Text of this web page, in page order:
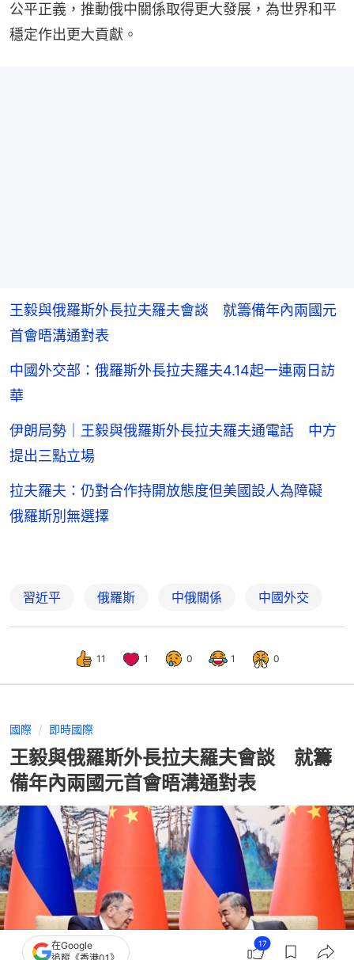
公平正義，推動俄中關係取得更大發展，為世界和平
穩定作出更大貢獻。
王毅與俄羅斯外長拉夫羅夫會談 就籌備年內兩國元
首會晤溝通對表
中國外交部：俄羅斯外長拉夫羅夫4.14起一連兩日訪
華
伊朗局勢｜王毅與俄羅斯外長拉夫羅夫通電話 中方
提出三點立場
拉夫羅夫：仍對合作持開放態度但美國設人為障礙
俄羅斯別無選擇
習近平 俄羅斯 中俄關係 中國外交
11 1 0 1 0
國際 即時國際
王毅與俄羅斯外長拉夫羅夫會談 就籌
備年內兩國元首會晤溝通對表
在Google
17